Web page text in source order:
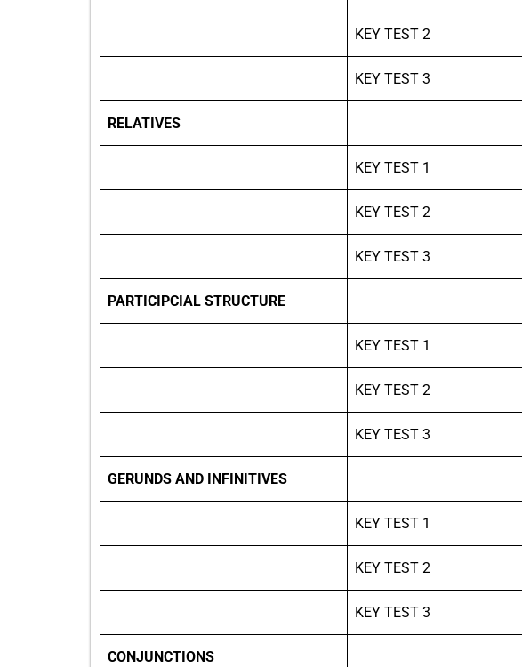
KEY TEST 2
KEY TEST 3
RELATIVES
KEY TEST 1
KEY TEST 2
KEY TEST 3
PARTICIPCIAL STRUCTURE
KEY TEST 1
KEY TEST 2
KEY TEST 3
GERUNDS AND INFINITIVES
KEY TEST 1
KEY TEST 2
KEY TEST 3
CONJUNCTIONS